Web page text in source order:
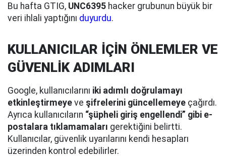
Bu hafta GTIG, UNC6395 hacker grubunun büyük bir
veri ihlali yaptığını duyurdu.
KULLANICILAR İÇİN ÖNLEMLER VE
GÜVENLİK ADIMLARI
Google, kullanıcılarını iki adımlı doğrulamayı
etkinleştirmeye ve şifrelerini güncellemeye çağırdı.
Ayrıca kullanıcıların “şüpheli giriş engellendi” gibi e-
postalara tıklamamaları gerektiğini belirtti.
Kullanıcılar, güvenlik uyarılarını kendi hesapları
üzerinden kontrol edebilirler.